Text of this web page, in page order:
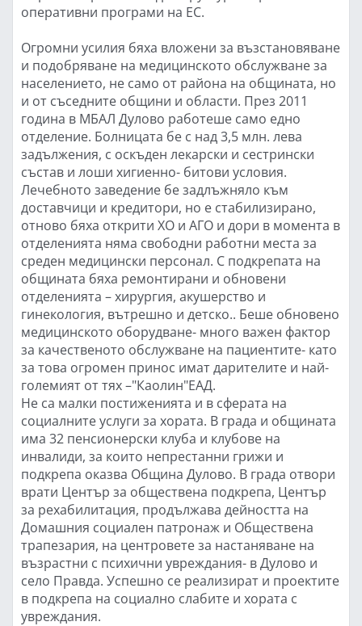
оперативни програми на ЕС.
Огромни усилия бяха вложени за възстановяване
и подобряване на медицинското обслужване за
населението, не само от района на общината, но
и от съседните общини и области. През 2011
година в МБАЛ Дулово работеше само едно
отделение. Болницата бе с над 3,5 млн. лева
задължения, с оскъден лекарски и сестрински
състав и лоши хигиенно- битови условия.
Лечебното заведение бе задлъжняло към
доставчици и кредитори, но е стабилизирано,
отново бяха открити ХО и АГО и дори в момента в
отделенията няма свободни работни места за
среден медицински персонал. С подкрепата на
общината бяха ремонтирани и обновени
отделенията – хирургия, акушерство и
гинекология, вътрешно и детско.. Беше обновено
медицинското оборудване- много важен фактор
за качественото обслужване на пациентите- като
за това огромен принос имат дарителите и най-
големият от тях –"Каолин"ЕАД.
Не са малки постиженията и в сферата на
социалните услуги за хората. В града и общината
има 32 пенсионерски клуба и клубове на
инвалиди, за които непрестанни грижи и
подкрепа оказва Община Дулово. В града отвори
врати Център за обществена подкрепа, Център
за рехабилитация, продължава дейността на
Домашния социален патронаж и Обществена
трапезария, на центровете за настаняване на
възрастни с психични увреждания- в Дулово и
село Правда. Успешно се реализират и проектите
в подкрепа на социално слабите и хората с
увреждания.